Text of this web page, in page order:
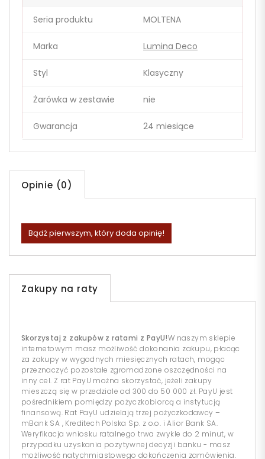
Seria produktu MOLTENA
Marka Lumina Deco
Styl Klasyczny
Żarówka w zestawie nie
Gwarancja 24 miesiące
Opinie (0)
Bądź pierwszym, który doda opinię!
Zakupy na raty
Skorzystaj z zakupów z ratami z PayU!W naszym sklepie
internetowym masz możliwość dokonania zakupu, płacąc
za zakupy w wygodnych miesięcznych ratach, mogąc
przeznaczyć pozostałe zgromadzone oszczędności na
inny cel. Z rat PayU można skorzystać, jeżeli zakupy
mieszczą się w przedziale od 300 do 50 000 zł. PayU jest
pośrednikiem pomiędzy pożyczkobiorcą a instytucją
finansową. Rat PayU udzielają trzej pożyczkodawcy –
mBank SA , Kreditech Polska Sp. z o.o. i Alior Bank SA.
Weryfikacja wniosku ratalnego trwa zwykle do 2 minut, w
przypadku uzyskania pozytywnej decyzji banku - masz
możliwość natychmiastowego dokończenia zamówienia.